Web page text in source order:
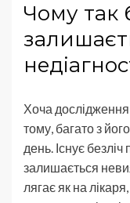
Чому так
Хоча
тому, багато з
день. Існує
залишається
лягає як на